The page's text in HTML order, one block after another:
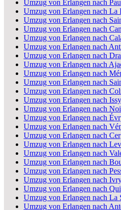
Umzug von Erlangen nach Pau
Umzug von Erlangen nach La
Umzug von Erlangen nach
Umzug von Erlangen nach
Umzug von Erlangen nach
Umzug von Erlangen nach
Umzug von Erlangen nach
Umzug von Erlangen nach
Umzug von Erlangen nach
Umzug von Erlangen nach
Umzug von Erlangen nach
Umzug von Erlangen nach
Umzug von Erlangen nach
Umzug von Erlangen nach
Umzug von Erlangen nach
Umzug von Erlangen nach
Umzug von Erlangen nach
Umzug von Erlangen nach
Umzug von Erlangen nach
Umzug von Erlangen nach
Umzug von Erlangen nach
Umzug von Erlangen nach
Umzug von Erlangen nach La
Umzug von Erlangen nach